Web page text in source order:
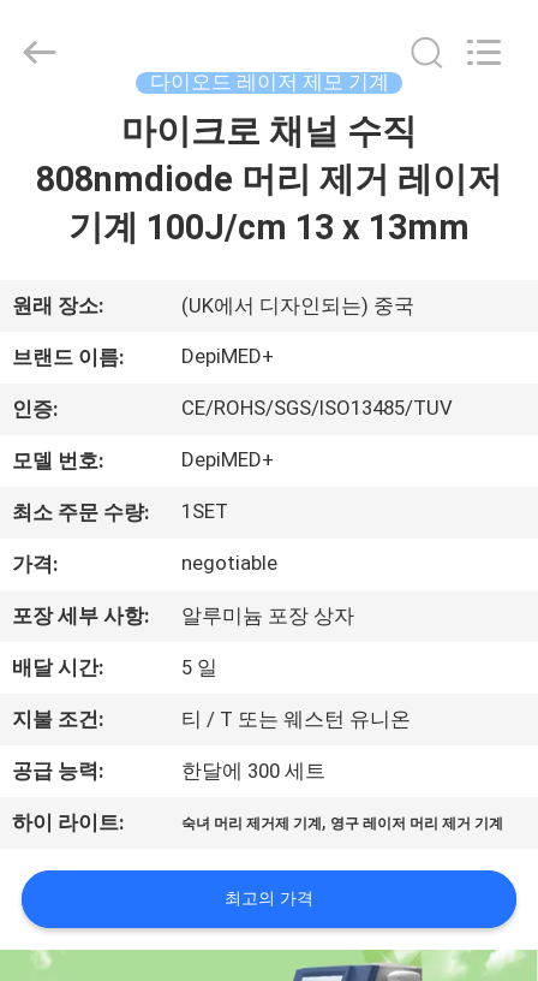
우
리
에
여
공
장
여
행
품
질
LaserTell
Medical
다이오드 레이저 제모 기계
마이크로 채널 수직
808nmdiode 머리 제거 레이저
기계 100J/cm 13 x 13mm
원래 장소: (UK에서 디자인되는) 중국
브랜드 이름: DepiMED+
인증: CE/ROHS/SGS/ISO13485/TUV
모델 번호: DepiMED+
최소 주문 수량: 1SET
가격: negotiable
포장 세부 사항: 알루미늄 포장 상자
배달 시간: 5 일
지불 조건: 티 / T 또는 웨스턴 유니온
공급 능력: 한달에 300 세트
하이 라이트: 숙녀 머리 제거제 기계 , 영구 레이저 머리 제거 기계
최고의 가격